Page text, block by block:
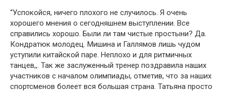
“Успокойся, ничего плохого не случилось. Я очень
хорошего мнения о сегодняшнем выступлении. Все
справились хорошо. Были ли там чистые простыни? Да.
Кондратюк молодец. Мишина и Галлямов лишь чудом
уступили китайской паре. Неплохо и для ритмичных
танцев,,. Так же заслуженный тренер поздравила наших
участников с началом олимпиады, отметив, что за наших
спортсменов болеет вся большая страна. Татьяна просто